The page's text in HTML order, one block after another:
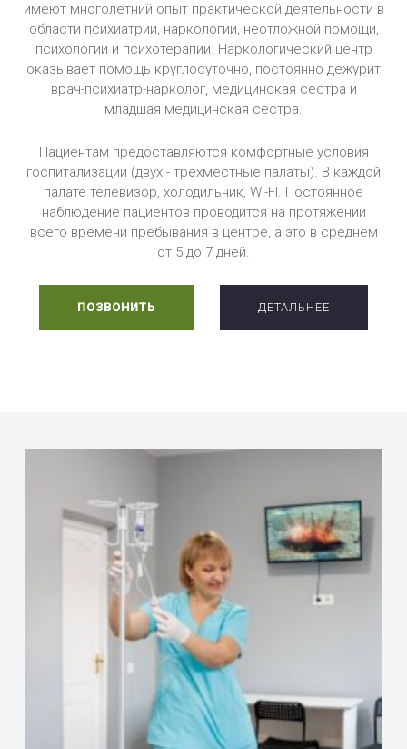
имеют многолетний опыт практической деятельности в
области психиатрии, наркологии, неотложной помощи,
психологии и психотерапии. Наркологический центр
оказывает помощь круглосуточно, постоянно дежурит
врач-психиатр-нарколог, медицинская сестра и
младшая медицинская сестра.
Пациентам предоставляются комфортные условия
госпитализации (двух - трехместные палаты). В каждой
палате телевизор, холодильник, WI-FI. Постоянное
наблюдение пациентов проводится на протяжении
всего времени пребывания в центре, а это в среднем
от 5 до 7 дней.
ПОЗВОНИТЬ ДЕТАЛЬНЕЕ